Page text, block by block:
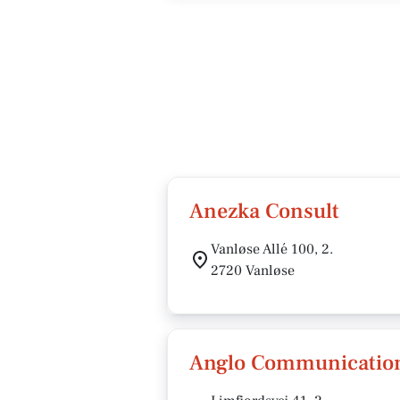
Anezka Consult
Vanløse Allé 100, 2.
2720 Vanløse
Anglo